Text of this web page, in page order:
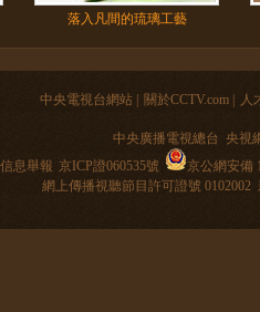
落入凡間的琉璃工藝
中央電視台網站 關於CCTV.com 人
中央廣播電視總台 央視
息舉報 京ICP證060535號
京公網安備
網上傳播視聽節目許可證號 0102002